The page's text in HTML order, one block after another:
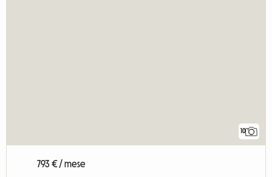
10
793 € / mese